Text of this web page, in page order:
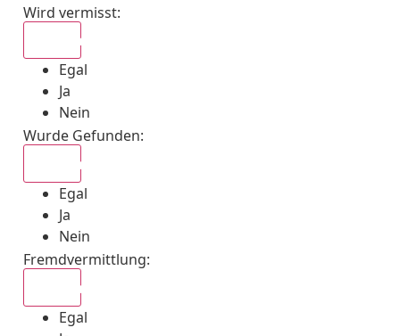
Wird vermisst:
Egal
Ja
Nein
Wurde Gefunden:
Egal
Ja
Nein
Fremdvermittlung:
Egal